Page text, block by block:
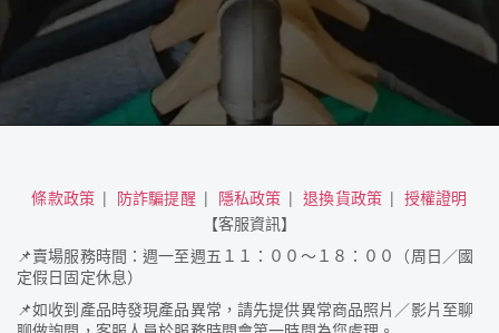
條款政策 防詐騙提醒 隱私政策 退換貨政策
授權證明
【客服資訊】
📌賣場服務時間：週一至週五１１：００～１８：００（周日／國
定假日固定休息）
📌如收到產品時發現產品異常，請先提供異常商品照片／影片至聊